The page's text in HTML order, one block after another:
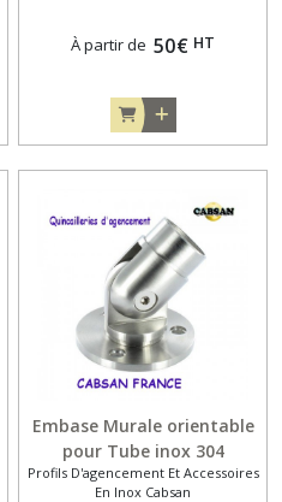
À partir de 50€ HT
Embase Murale orientable
pour Tube inox 304
diamètre 33.7mm
Profils D'agencement Et Accessoires
En Inox Cabsan